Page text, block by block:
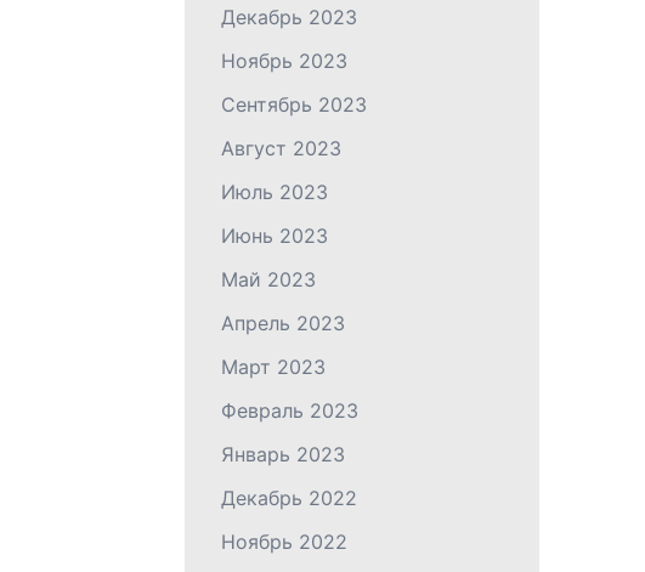
Декабрь 2023
Ноябрь 2023
Сентябрь 2023
Август 2023
Июль 2023
Июнь 2023
Май 2023
Апрель 2023
Март 2023
Февраль 2023
Январь 2023
Декабрь 2022
Ноябрь 2022